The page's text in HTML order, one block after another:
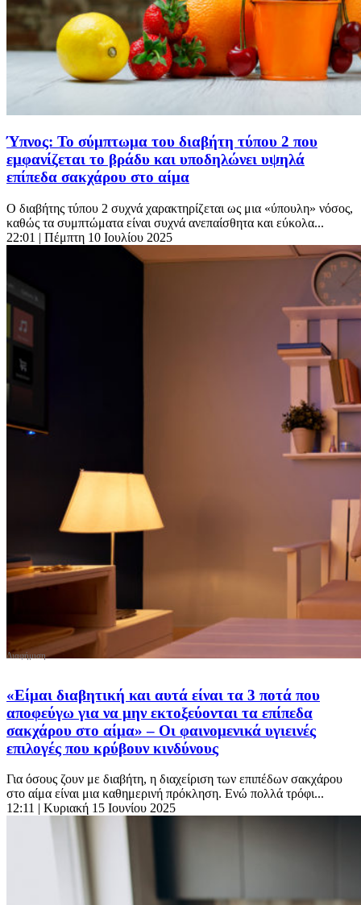
Ύπνος: Το σύμπτωμα του διαβήτη τύπου 2 που
εμφανίζεται το βράδυ και υποδηλώνει υψηλά
επίπεδα σακχάρου στο αίμα
Ο διαβήτης τύπου 2 συχνά χαρακτηρίζεται ως μια «ύπουλη» νόσος,
καθώς τα συμπτώματα είναι συχνά ανεπαίσθητα και εύκολα...
22:01 | Πέμπτη 10 Ιουλίου 2025
«Είμαι διαβητική και αυτά είναι τα 3 ποτά που
αποφεύγω για να μην εκτοξεύονται τα επίπεδα
σακχάρου στο αίμα» – Οι φαινομενικά υγιεινές
επιλογές που κρύβουν κινδύνους
Για όσους ζουν με διαβήτη, η διαχείριση των επιπέδων σακχάρου
στο αίμα είναι μια καθημερινή πρόκληση. Ενώ πολλά τρόφι...
12:11 | Κυριακή 15 Ιουνίου 2025